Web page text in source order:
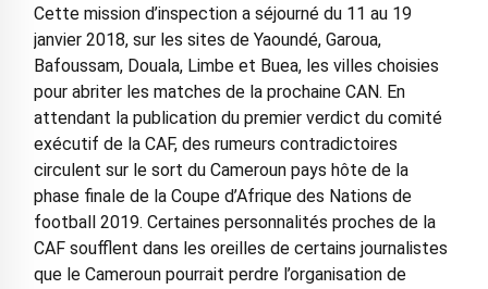
Cette mission d’inspection a séjourné du 11 au 19
janvier 2018, sur les sites de Yaoundé, Garoua,
Bafoussam, Douala, Limbe et Buea, les villes choisies
pour abriter les matches de la prochaine CAN. En
attendant la publication du premier verdict du comité
exécutif de la CAF, des rumeurs contradictoires
circulent sur le sort du Cameroun pays hôte de la
phase finale de la Coupe d’Afrique des Nations de
football 2019. Certaines personnalités proches de la
CAF soufflent dans les oreilles de certains journalistes
que le Cameroun pourrait perdre l’organisation de